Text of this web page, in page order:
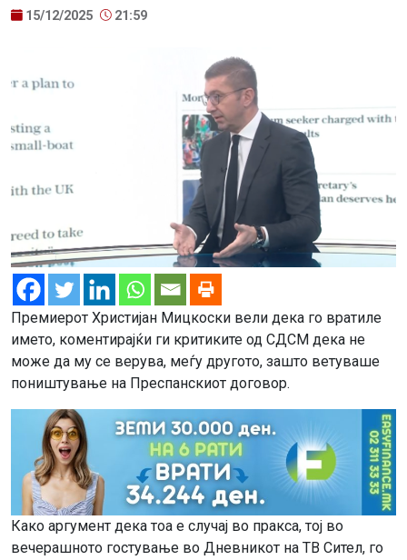
15/12/2025 21:59
Премиерот Христијан Мицкоски вели дека го вратиле
името, коментирајќи ги критиките од СДСМ дека не
може да му се верува, меѓу другото, зашто ветуваше
поништување на Преспанскиот договор.
Како аргумент дека тоа е случај во пракса, тој во
вечерашното гостување во Дневникот на ТВ Сител, го